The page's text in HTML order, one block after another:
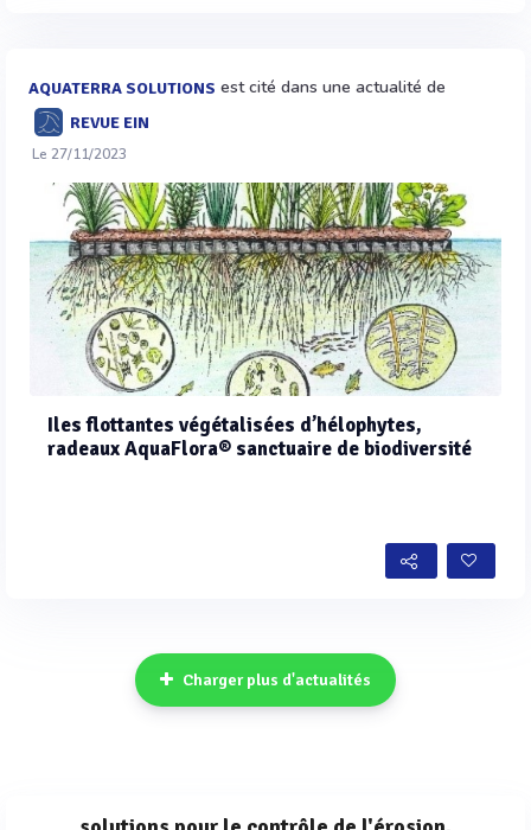
AQUATERRA SOLUTIONS est cité dans une actualité de
REVUE EIN
Le 27/11/2023
Iles flottantes végétalisées d’hélophytes,
radeaux AquaFlora® sanctuaire de biodiversité
Charger plus d'actualités